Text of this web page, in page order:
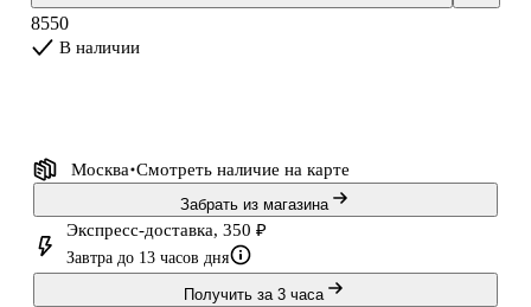
8550
В наличии
Москва Смотреть наличие на карте
Забрать из магазина
Экспресс-доставка, 350 ₽
Завтра до 13 часов дня
Получить за 3 часа